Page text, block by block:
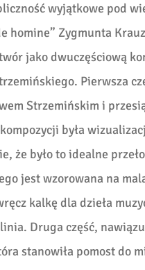
wyjątkowe pod
homine” Zygmunta
jako dwuczęściową
Pierwsza
Strzemińskim i
była
że było to idealne
jest wzorowana na
kalkę dla dzieła
Druga część,
stanowiła pomost do